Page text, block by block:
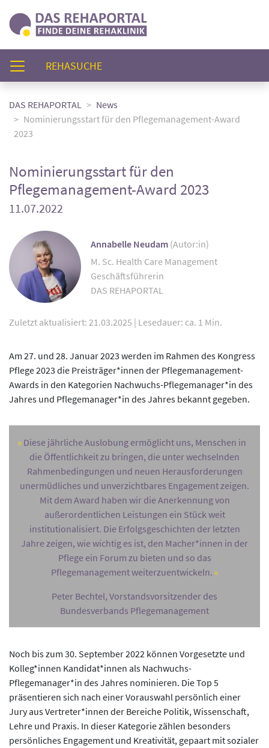
REHASUCHE(AKTUELL)
DAS REHAPORTAL
News
Nominierungsstart für den Pflegemanagement-Award
2023
Nominierungsstart für den
Pflegemanagement-Award 2023
11.07.2022
Annabelle Neudam (Autor:in)
M. Sc. Health Care Management
Geschäftsführerin
DAS REHAPORTAL
Zuletzt aktualisiert: 21.03.2025 | Lesedauer: ca. 1 Min.
Am 27. und 28. Januar 2023 werden im Rahmen des Kongress
Pflege 2023 die Preisträger*innen der Pflegemanagement-
Awards in den Kategorien Nachwuchs-Pflegemanager*in des
Jahres und Pflegemanager*in des Jahres bekannt gegeben.
Diese jährliche Auslobung ermöglicht uns, Menschen in
die Öffentlichkeit zu bringen, die unter wechselnden
Rahmenbedingungen und neuen Herausforderungen
unermüdliches und unverzichtbares Engagement zeigen.
Mit dem Award haben wir die Anerkennung von
außerordentlichen Leistungen ein Stück weit
institutionalisiert. Die Erfolgsgeschichten der letzten
Jahre zeigen, wie wichtig es ist, den Macher*innen in der
Pflege ein Forum zu bieten und so das
Pflegemanagement weiterzuentwickeln.
Peter Bechtel, Vorstandsvorsitzender des
Bundesverbands Pflegemanagement
Noch bis zum 30. September 2022 können Vorgesetzte und
Kolleg*innen Kandidat*innen als Nachwuchs-
Pflegemanager*in des Jahres nominieren. Die Top 5
präsentieren sich nach einer Vorauswahl persönlich einer
Jury aus Vertreter*innen der Bereiche Politik, Wissenschaft,
Lehre und Praxis. In dieser Kategorie zählen besonders
persönliches Engagement und Kreativität, gepaart mit sozialer